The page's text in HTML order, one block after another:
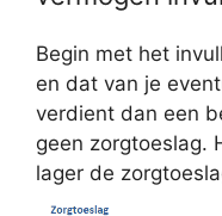
Begin met het
en dat van je
verdient dan een
geen zorgtoeslag.
lager de